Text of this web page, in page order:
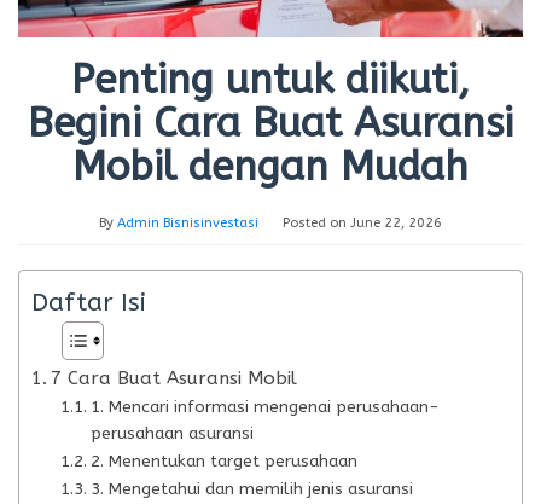
Penting untuk diikuti,
Begini Cara Buat Asuransi
Mobil dengan Mudah
By Admin Bisnisinvestasi Posted on June 22, 2026
Daftar Isi
7 Cara Buat Asuransi Mobil
1. Mencari informasi mengenai perusahaan-
perusahaan asuransi
2. Menentukan target perusahaan
3. Mengetahui dan memilih jenis asuransi